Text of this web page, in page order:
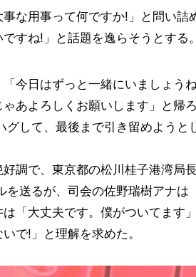
な用事って何ですか!」と問い
すね!」と話題を逸らそうとする。
今日はずっと一緒にいましょう
あよろしくお願いします」と帰
グして、最後まで引き留めようと
調で、東京都の松川桂子港湾局
を送るが、司会の佐野瑞樹アナ
は「大丈夫です。僕がついてます
いで!」と理解を求めた。